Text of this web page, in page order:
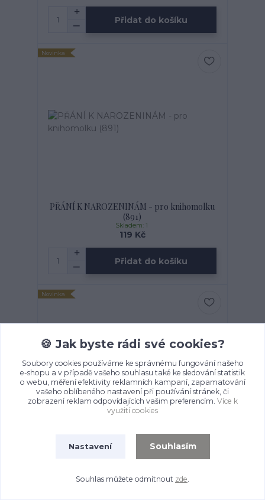
Přidat do košíku
Novinka
PŘÁNÍ K NAROZENINÁM - pro knihomolku
(891)
119 Kč
Skladem: 1
Přidat do košíku
Novinka
OBÁLKA NA PENÍZE - "Pro radost" s
kytičkami (889)
149 Kč
🍪 Jak byste rádi své cookies?
Soubory cookies používáme ke správnému fungování našeho
e-shopu a v případě vašeho souhlasu také ke sledování statistik
o webu, měření efektivity reklamních kampaní, zapamatování
vašeho oblíbeného nastavení při používání stránek, či
zobrazení reklam odpovídajících vašim preferencím. Více k
využití cookies
Nastavení Souhlasím
Souhlas můžete odmítnout zde